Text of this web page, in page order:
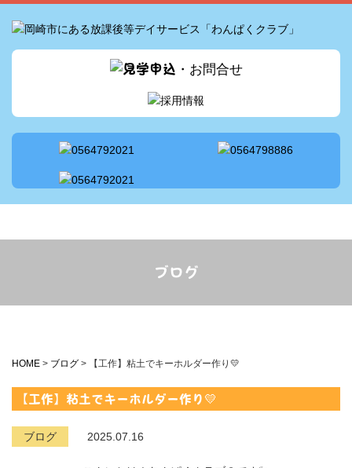
スタッフ配置
アクセス
ブログ
HOME > ブログ > 【工作】粘土でキーホルダー作り💛
【工作】粘土でキーホルダー作り💛
ブログ 2025.07.16